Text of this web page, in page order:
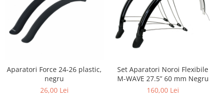
Aparatori Force 24-26 plastic,
negru
26,00 Lei
Set Aparatori Noroi Flexibile
M-WAVE 27.5” 60 mm Negru
160,00 Lei